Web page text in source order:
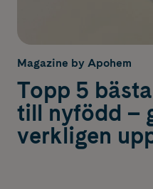
Magazine by Apohem
Topp 5
till nyfödd –
verkligen